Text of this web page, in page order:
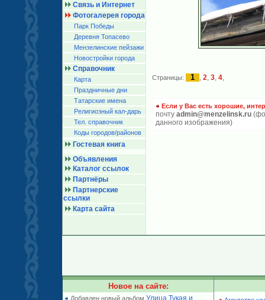
Связь и Интернет
Фотогалерея города
Парк Победы
Деревня Топасево
Мензелинские пейзажи
Новостройки города
Справочник
Карта
Праздничные дни
Татарские имена
Религиозный кал-дарь
Тел. справочник
Коды городов/райoнов
Гостевая книга
Объявления
Каталог ссылок
Партнёры
Партнерские
ссылки
Карта сайта
Страницы: 1 , 2, 3, 4,
Если у Вас есть хорошие,
почту admin@menzelinsk.ru
данного изображения)
Новое на сайте:
Добавлен новый альбом Улица Тукая и